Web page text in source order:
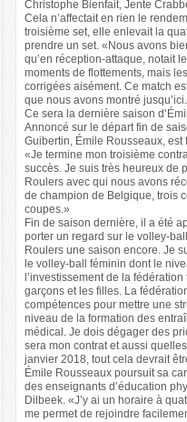
Christophe Bienfait, Jente
Cela n’affectait en rien le
troisième set, elle enlevait la
prendre un set. «Nous avons
qu’en réception-attaque, notait
moments de flottements, mais
corrigées aisément. Ce match
que nous avons montré
Ce sera la dernière saison
Annoncé sur le départ fin de
Guibertin, Émile Rousseaux,
«Je termine mon troisième
succès. Je suis très heureux de
Roulers avec qui nous avons
de champion de Belgique, trois
coupes.»
Fin de saison dernière, il a été
porter un regard sur le volley-
Roulers une saison encore. Je
le volley-ball féminin dont le
l’investissement de la
garçons et les filles. La
compétences pour mettre une
niveau de la formation des
médical. Je dois dégager des
sera mon contrat et aussi
janvier 2018, tout cela devrait
Émile Rousseaux poursuit sa
des enseignants d’éducation
Dilbeek. «J’y ai un horaire à
me permet de rejoindre